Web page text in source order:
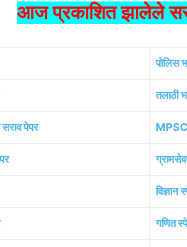
आज प्रकाशित झालेले
पोलिस
तलाठी
पेपर MPSC
विज्ञान
गणित